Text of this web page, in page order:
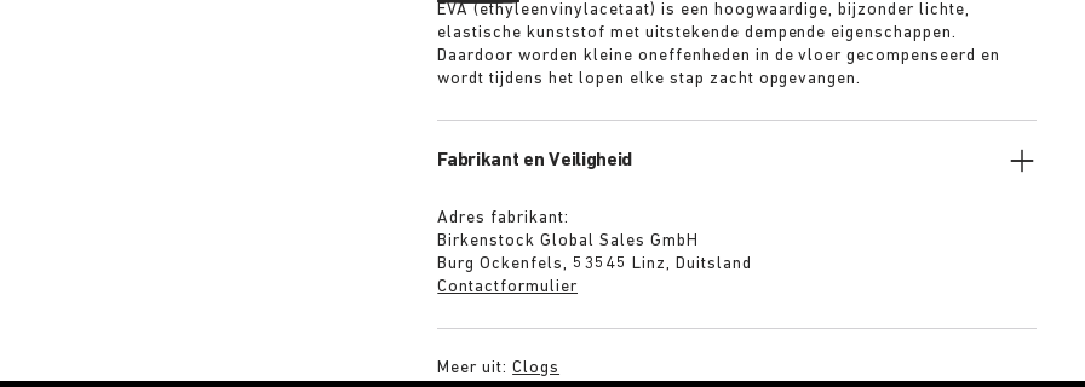
EVA (ethyleenvinylacetaat) is een hoogwaardige, bijzonder lichte,
elastische kunststof met uitstekende dempende eigenschappen.
Daardoor worden kleine oneffenheden in de vloer gecompenseerd en
wordt tijdens het lopen elke stap zacht opgevangen.
Fabrikant en Veiligheid
Adres fabrikant:
Birkenstock Global Sales GmbH
Burg Ockenfels, 53545 Linz, Duitsland
Contactformulier
Meer uit:Clogs